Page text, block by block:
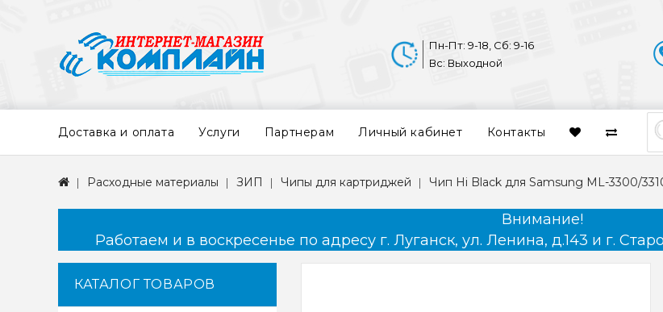
Пн-Пт: 9-18, Сб: 9-16
Вс: Выходной
Доставка и оплата Услуги Партнерам Личный кабинет Контакты
Расходные материалы ЗИП Чипы для картриджей Чип Hi Black для Samsung ML-3300/
Внимание!
Работаем и в воскресенье по адресу г. Луганск, ул. Ленина, д.143 и г.
КАТАЛОГ ТОВАРОВ